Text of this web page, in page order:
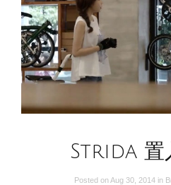
Strida 置
Posted onAug 30, 2014 in